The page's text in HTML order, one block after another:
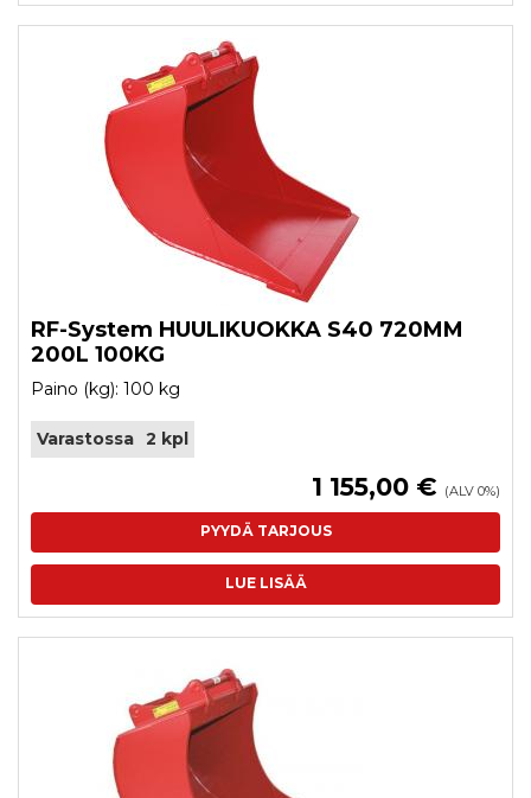
RF-System HUULIKUOKKA S40 720MM
200L 100KG
Paino (kg): 100 kg
Varastossa 2 kpl
1 155,00 € (ALV 0%)
PYYDÄ TARJOUS
LUE LISÄÄ